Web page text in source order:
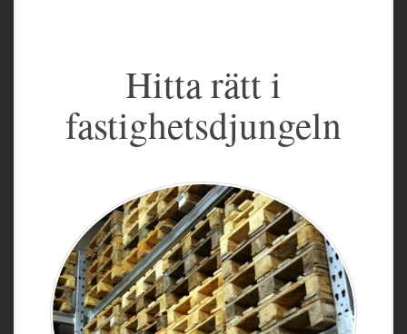
Hitta rätt i
fastighetsdjungeln